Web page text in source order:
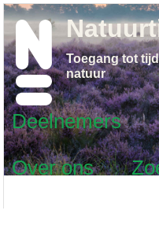
Deelnemers
Over ons
Toegang tot
natuur